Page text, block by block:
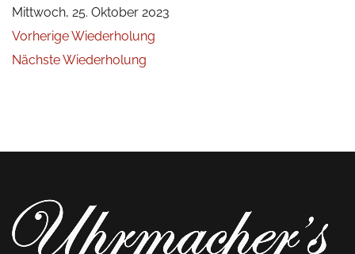
Mittwoch, 25. Oktober 2023
Vorherige Wiederholung
Nächste Wiederholung